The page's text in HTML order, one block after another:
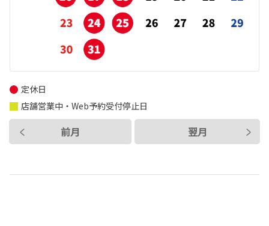
前月 翌月
定休日
店舗営業中・Web予約受付停止日